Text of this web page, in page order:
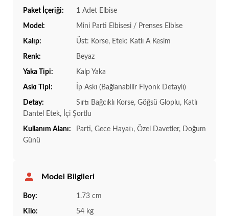
Paket İçeriği: 1 Adet Elbise
Model: Mini Parti Elbisesi / Prenses Elbise
Kalıp: Üst: Korse, Etek: Katlı A Kesim
Renk: Beyaz
Yaka Tipi: Kalp Yaka
Askı Tipi: İp Askı (Bağlanabilir Fiyonk Detaylı)
Detay:
Sırtı Bağcıklı Korse, Göğsü Gloplu, Katlı
Dantel Etek, İçi Şortlu
Kullanım Alanı:
Parti, Gece Hayatı, Özel Davetler, Doğum
Günü
Model Bilgileri
Boy: 1.73 cm
Kilo: 54 kg